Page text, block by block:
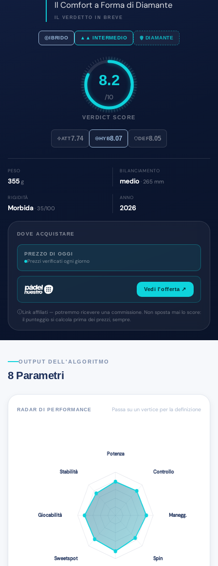
8.2
/10
VERDICT SCORE
ATT7.74 HYB8.07 DEF8.05
PESO
355 g
BILANCIAMENTO
medio · 265 mm
RIGIDITÀ
Morbida· 35/100
ANNO
2026
DOVE ACQUISTARE
PREZZO DI OGGI
Prezzi verificati ogni giorno
Vedi l'offerta ↗
Link affiliati — potremmo ricevere una commissione. Non sposta mai lo score:
il punteggio si calcola prima dei prezzi, sempre.
OUTPUT DELL'ALGORITMO
8 Parametri
RADAR DI PERFORMANCE Passa su un vertice per la definizione